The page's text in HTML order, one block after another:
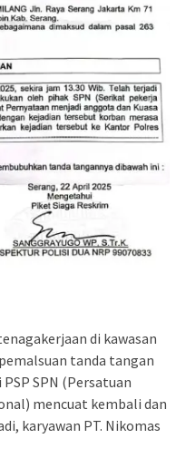
di kawasan
tanda tangan
SPN (Persatuan
mencuat kembali dan
karyawan PT. Nikomas